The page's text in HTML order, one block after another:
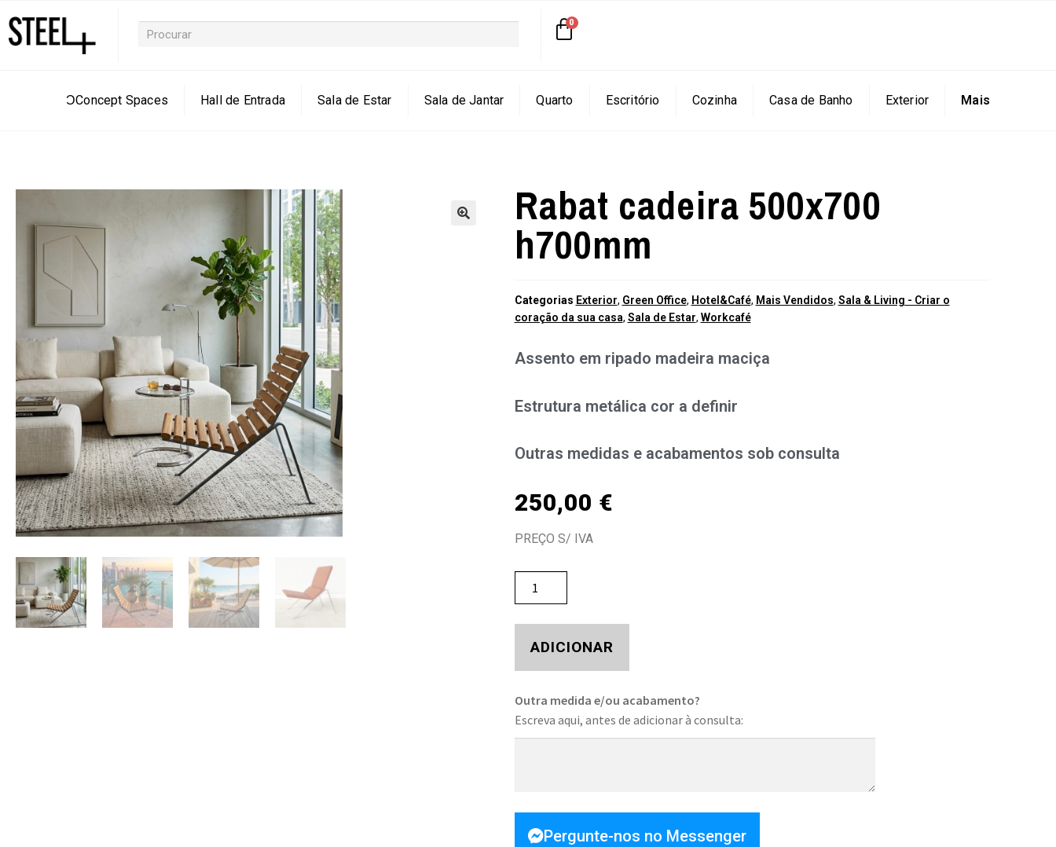
ƆConcept Spaces Hall de Entrada Sala de Estar Sala de Jantar Quarto Escritório Cozinha Casa de Banho Exterior Mais
Rabat cadeira 500x700
h700mm
Categorias Exterior, Green Office, Hotel&Café, Mais Vendidos, Sala & Living - Criar o
coração da sua casa, Sala de Estar, Workcafé
Assento em ripado madeira maciça
Estrutura metálica cor a definir
Outras medidas e acabamentos sob consulta
250,00 €
PREÇO S/ IVA
ADICIONAR
Outra medida e/ou acabamento?
Escreva aqui, antes de adicionar à consulta:
Pergunte-nos no Messenger